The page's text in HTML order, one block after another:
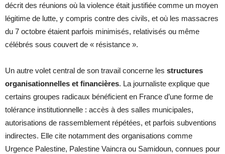
décrit des réunions où la violence était justifiée comme un moyen
légitime de lutte, y compris contre des civils, et où les massacres
du 7 octobre étaient parfois minimisés, relativisés ou même
célébrés sous couvert de « résistance ».
Un autre volet central de son travail concerne les structures
organisationnelles et financières. La journaliste explique que
certains groupes radicaux bénéficient en France d’une forme de
tolérance institutionnelle : accès à des salles municipales,
autorisations de rassemblement répétées, et parfois subventions
indirectes. Elle cite notamment des organisations comme
Urgence Palestine, Palestine Vaincra ou Samidoun, connues pour